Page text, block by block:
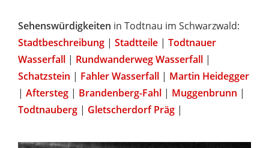
Sehenswürdigkeiten in Todtnau im Schwarzwald:
Stadtbeschreibung | Stadtteile | Todtnauer
Wasserfall | Rundwanderweg Wasserfall |
Schatzstein | Fahler Wasserfall | Martin Heidegger
| Aftersteg | Brandenberg-Fahl | Muggenbrunn |
Todtnauberg | Gletscherdorf Präg |